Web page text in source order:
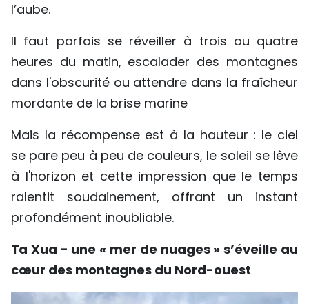
l’aube.
Il faut parfois se réveiller à trois ou quatre
heures du matin, escalader des montagnes
dans l'obscurité ou attendre dans la fraîcheur
mordante de la brise marine
Mais la récompense est à la hauteur : le ciel
se pare peu à peu de couleurs, le soleil se lève
à l'horizon et cette impression que le temps
ralentit soudainement, offrant un instant
profondément inoubliable.
Ta Xua - une « mer de nuages » s’éveille au
cœur des montagnes du Nord-ouest